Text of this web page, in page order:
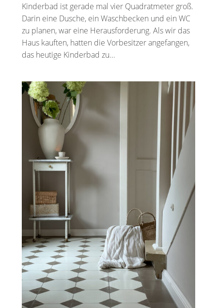
Kinderbad ist gerade mal vier Quadratmeter groß.
Darin eine Dusche, ein Waschbecken und ein WC
zu planen, war eine Herausforderung. Als wir das
Haus kauften, hatten die Vorbesitzer angefangen,
das heutige Kinderbad zu...